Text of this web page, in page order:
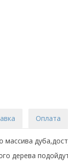
Оплата
дерева